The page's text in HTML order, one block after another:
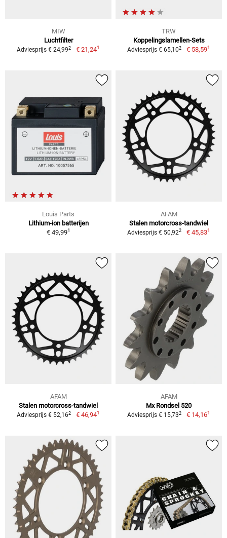
MIW
Luchtfilter
Adviesprijs € 24,992 € 21,241
TRW
Koppelingslamellen-Sets
Adviesprijs € 65,102 € 58,591
Louis Parts
Lithium-ion batterijen
€ 49,991
AFAM
Stalen motorcross-tandwiel
Adviesprijs € 50,922 € 45,831
AFAM
Stalen motorcross-tandwiel
Adviesprijs € 52,162 € 46,941
AFAM
Mx Rondsel 520
Adviesprijs € 15,732 € 14,161